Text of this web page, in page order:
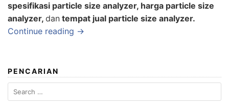
spesifikasi particle size analyzer, harga particle size
analyzer, dan tempat jual particle size analyzer.
Continue reading →
PENCARIAN
Search
for: